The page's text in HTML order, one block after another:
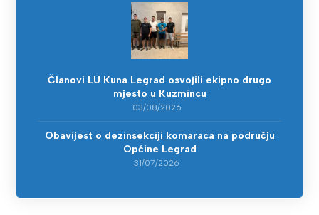
Članovi LU Kuna Legrad osvojili ekipno drugo
mjesto u Kuzmincu
03/08/2026
Obavijest o dezinsekciji komaraca na području
Općine Legrad
31/07/2026